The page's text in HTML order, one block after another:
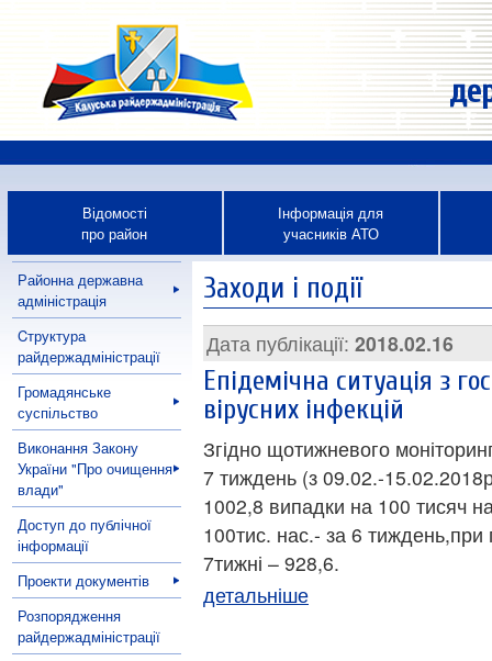
Відомості
про район
Інформація для
учасників АТО
Районна державна
адміністрація
Cтруктура
райдержадміністрації
Громадянське
суспільство
Виконання Закону
України "Про очищення
влади"
Доступ до публічної
інформації
Проекти документів
Розпорядження
райдержадміністрації
Заходи і події
Дата публікації: 2018.02.16
Епідемічна ситуація з
вірусних інфекцій
Згідно щотижневого
7 тиждень (з 09.02.-
1002,8 випадки на 100 тисяч
100тис. нас.- за 6 тиждень,при
7тижні – 928,6.
детальніше